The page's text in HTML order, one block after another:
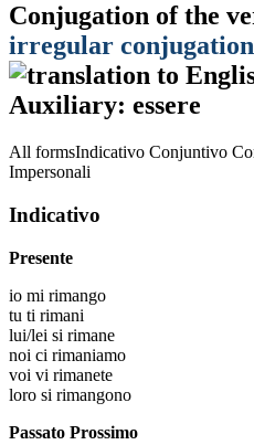
Conjugation of the
irregular conjugation
Auxiliary: essere
All formsIndicativo Conjuntivo
Impersonali
Indicativo
Presente
io mi rimango
tu ti rimani
lui/lei si rimane
noi ci rimaniamo
voi vi rimanete
loro si rimangono
Passato Prossimo